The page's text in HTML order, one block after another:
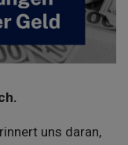
uns daran,